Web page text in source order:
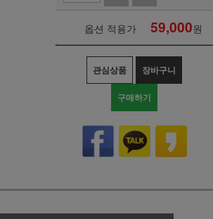
옵션 적용가 59,000원
관심상품 장바구니
구매하기